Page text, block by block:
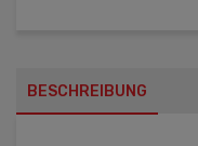
BESCHREIBUNG